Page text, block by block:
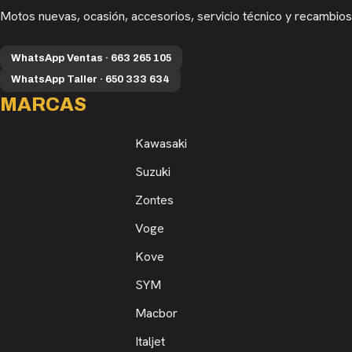
Motos nuevas, ocasión, accesorios, servicio técnico y
WhatsApp Ventas · 663 265 105
WhatsApp Taller · 650 333 634
MARCAS
Kawasaki
Suzuki
Zontes
Voge
Kove
SYM
Macbor
Italjet